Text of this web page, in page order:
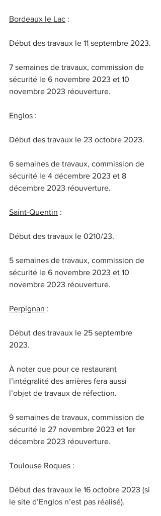
Bordeaux le Lac :
Début des travaux le 11 septembre 2023.
7 semaines de travaux, commission de
sécurité le 6 novembre 2023 et 10
novembre 2023 réouverture.
Englos :
Début des travaux le 23 octobre 2023.
6 semaines de travaux, commission de
sécurité le 4 décembre 2023 et 8
décembre 2023 réouverture.
Saint-Quentin :
Début des travaux le 0210/23.
5 semaines de travaux, commission de
sécurité le 6 novembre 2023 et 10
novembre 2023 réouverture.
Perpignan :
Début des travaux le 25 septembre
2023.
À noter que pour ce restaurant
l’intégralité des arrières fera aussi
l’objet de travaux de réfection.
9 semaines de travaux, commission de
sécurité le 27 novembre 2023 et 1er
décembre 2023 réouverture.
Toulouse Roques :
Début des travaux le 16 octobre 2023 (si
le site d’Englos n’est pas réalisé).